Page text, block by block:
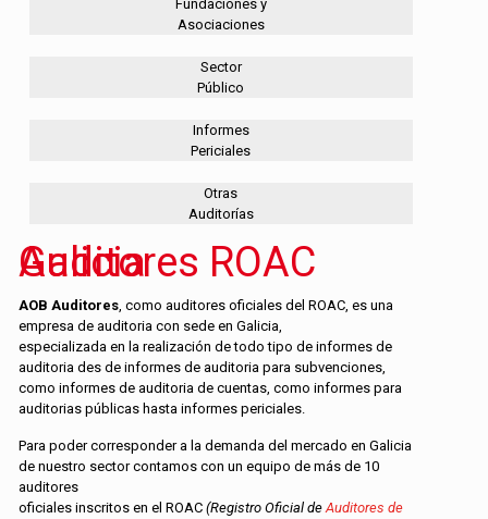
Fundaciones y
Asociaciones
Sector
Público
Informes
Periciales
Otras
Auditorías
Auditores ROAC Galicia
AOB Auditores, como auditores oficiales del ROAC, es una
empresa de auditoria con sede en Galicia,
especializada en la realización de todo tipo de informes de
auditoria des de informes de auditoria para subvenciones,
como informes de auditoria de cuentas, como informes para
auditorias públicas hasta informes periciales.
Para poder corresponder a la demanda del mercado en Galicia
de nuestro sector contamos con un equipo de más de 10
auditores
oficiales inscritos en el ROAC (Registro Oficial deAuditores de